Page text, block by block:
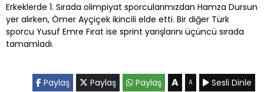
Erkeklerde 1. Sırada olimpiyat sporcularımızdan Hamza Dursun
yer alırken, Ömer Ayçiçek ikincili elde etti. Bir diğer Türk
sporcu Yusuf Emre Fırat ise sprint yarışlarını üçüncü sırada
tamamladı.
Paylaş Paylaş Paylaş A A Sesli Dinle